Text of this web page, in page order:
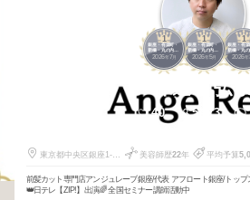
1
銀座・有楽町・
新橋・丸の内・
日本橋
2026年7月
1
銀座・有楽町・
新橋・丸の内・
日本橋
2026年5月
1
銀座・有楽
新橋・丸
日本橋
2026年
仲道 弘泰
40 5423
東京都中央区銀座1-5-
美容師歴22年 平均予算
前髪カット専門店アンジュレーブ銀座/代表 アフロート銀座/トッ
👑日テレ【ZIP!】出演🌈 全国セミナー講師活動中